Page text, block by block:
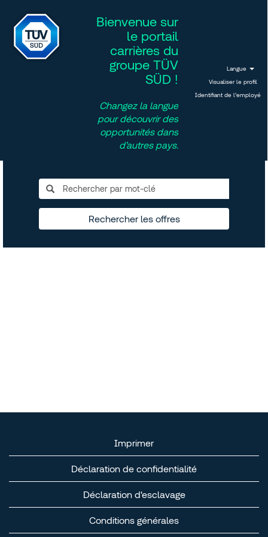
Bienvenue sur
le portail
carrières du
groupe TÜV
SÜD !
Changez la langue
pour découvrir des
opportunités dans
d’autres pays.
Langue
Visualiser le profil
Identifiant de l’employé
Rechercher les offres
Imprimer
Déclaration de confidentialité
Déclaration d'esclavage
Conditions générales